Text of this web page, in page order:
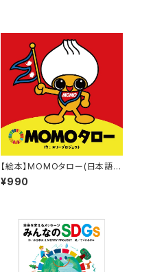
【絵本】MOMOタロー(日本語v
er)
¥990